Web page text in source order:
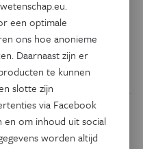
de prijsvraag en maak
voor de expeditie op
een optimale
ons hoe anonieme
Daarnaast zijn er
te kunnen
slotte zijn
via Facebook
om inhoud uit social
worden altijd